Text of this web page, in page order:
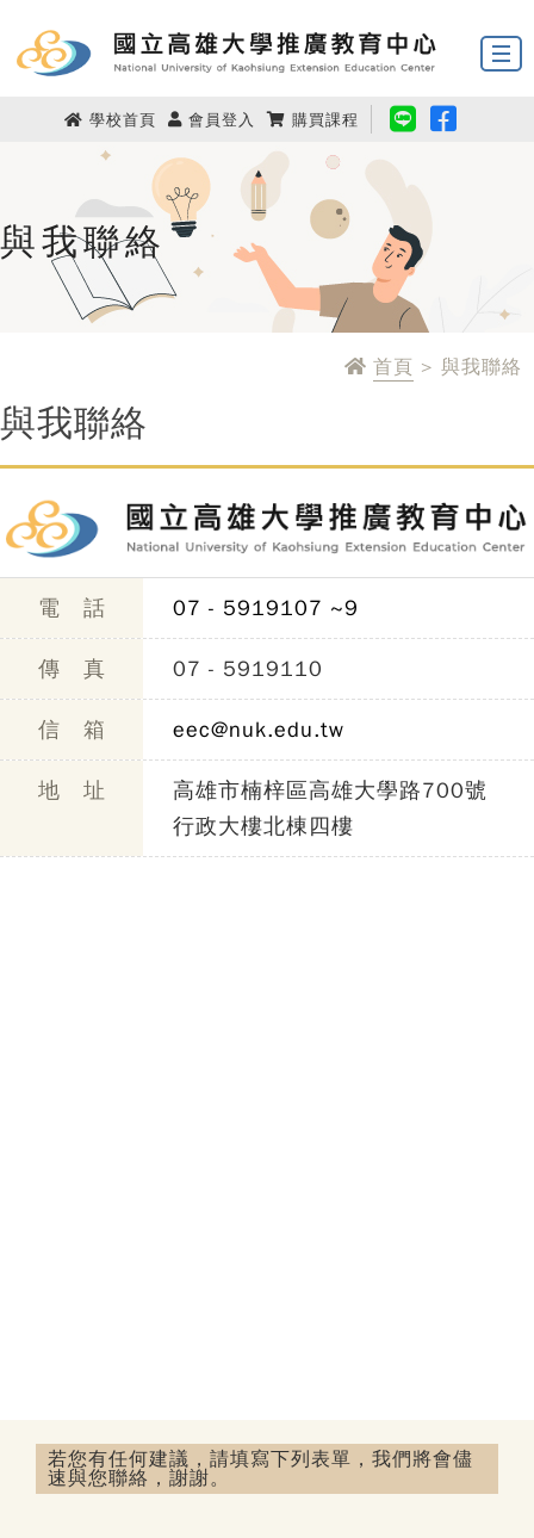
學校首頁 會員登入 購買課程
與我聯絡
首頁 > 與我聯絡
與我聯絡
電 話 07 - 5919107 ~9
傳 真 07 - 5919110
信 箱 eec@nuk.edu.tw
地 址
高雄市楠梓區高雄大學路700號
行政大樓北棟四樓
若您有任何建議，請填寫下列表單，我們將會儘
速與您聯絡，謝謝。